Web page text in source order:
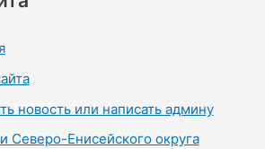
новость или написать админу
Северо-Енисейского округа